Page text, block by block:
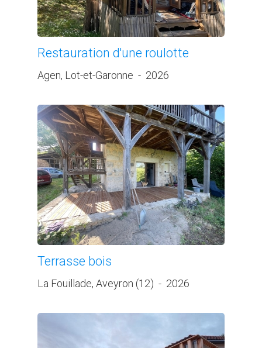
Restauration d'une roulotte
Agen, Lot-et-Garonne - 2026
Terrasse bois
La Fouillade, Aveyron (12) - 2026